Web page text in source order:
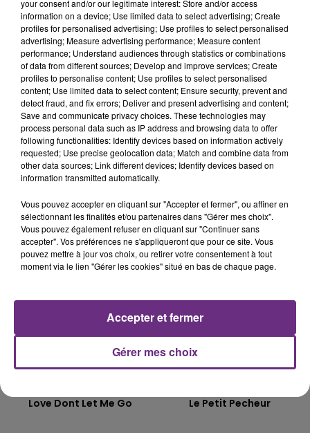
fermer ses portes.
TITRES DIFFUSÉS
18h53
18h53
LEWIS CAPALDI
Forget Me
18h48
18h48
OLIVIA RODRIGO
Stupid Song
18h44
18h44
Love Dont Let Me Go
18h42
18h42
Le Petit Pecheur
your consent and/or our legitimate interest: Store and/or access
information on a device; Use limited data to select advertising; Create
profiles for personalised advertising; Use profiles to select personalised
advertising; Measure advertising performance; Measure content
performance; Understand audiences through statistics or combinations
of data from different sources; Develop and improve services; Create
profiles to personalise content; Use profiles to select personalised
content; Use limited data to select content; Ensure security, prevent and
detect fraud, and fix errors; Deliver and present advertising and content;
Save and communicate privacy choices. These technologies may
process personal data such as IP address and browsing data to offer
following functionalities: Identify devices based on information actively
requested; Use precise geolocation data; Match and combine data from
other data sources; Link different devices; Identify devices based on
information transmitted automatically.
Vous pouvez accepter en cliquant sur "Accepter et fermer", ou affiner en
sélectionnant les finalités et/ou partenaires dans "Gérer mes choix".
Vous pouvez également refuser en cliquant sur "Continuer sans
accepter". Vos préférences ne s'appliqueront que pour ce site. Vous
pouvez mettre à jour vos choix, ou retirer votre consentement à tout
moment via le lien "Gérer les cookies" situé en bas de chaque page.
Gérer mes choix
Accepter et fermer